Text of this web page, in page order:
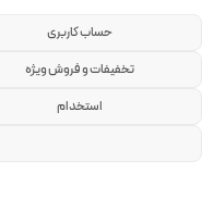
حساب کاربری
تخفیفات و فروش ویژه
استخدام